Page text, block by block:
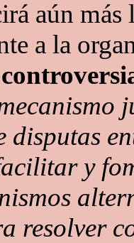
aún más
a la
disputas
y
resolver